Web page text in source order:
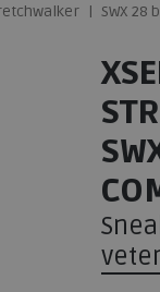
SWX 28